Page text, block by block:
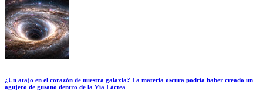
¿Un atajo en el corazón de nuestra galaxia? La materia oscura podría haber creado un
agujero de gusano dentro de la Vía Láctea